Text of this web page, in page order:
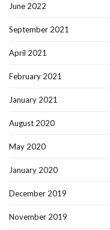
June 2022
September 2021
April 2021
February 2021
January 2021
August 2020
May 2020
January 2020
December 2019
November 2019